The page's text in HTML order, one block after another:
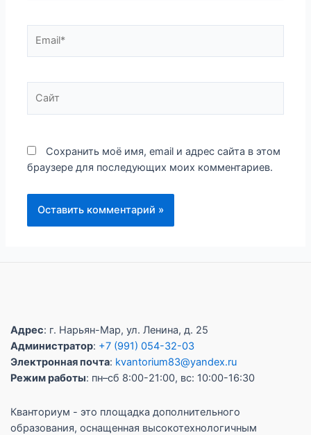
Сохранить моё имя, email и адрес сайта в этом
браузере для последующих моих комментариев.
Адрес: г. Нарьян-Мар, ул. Ленина, д. 25
Администратор: +7 (991) 054-32-03
Электронная почта: kvantorium83@yandex.ru
Режим работы: пн–сб 8:00-21:00, вс: 10:00-16:30
Кванториум - это площадка дополнительного
образования, оснащенная высокотехнологичным